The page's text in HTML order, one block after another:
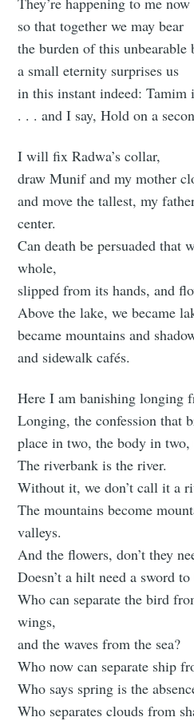
so that together we may bear
the burden of this unbearable
a small eternity surprises us
in this instant indeed: Tamim
. . . and I say, Hold on a
I will fix Radwa’s collar,
draw Munif and my mother
and move the tallest, my
center.
Can death be persuaded that
whole,
slipped from its hands, and
Above the lake, we became
became mountains and
and sidewalk cafés.
Here I am banishing longing
Longing, the confession that
place in two, the body in
The riverbank is the river.
Without it, we don’t call it a
The mountains become
valleys.
And the flowers, don’t they
Doesn’t a hilt need a sword
Who can separate the bird
wings,
and the waves from the sea?
Who now can separate ship
Who says spring is the
Who separates clouds from